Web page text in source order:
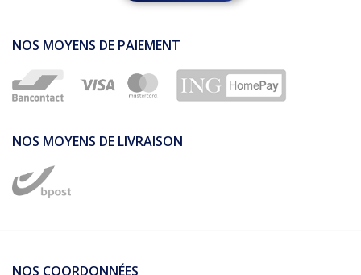
NOS MOYENS DE PAIEMENT
NOS MOYENS DE LIVRAISON
NOS COORDONNÉES